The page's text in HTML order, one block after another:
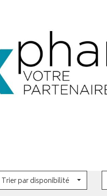
Trier par disponibilité